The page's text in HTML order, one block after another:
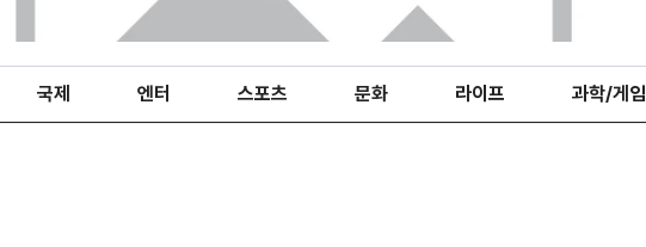
국제 엔터 스포츠 문화 라이프 과학/게임